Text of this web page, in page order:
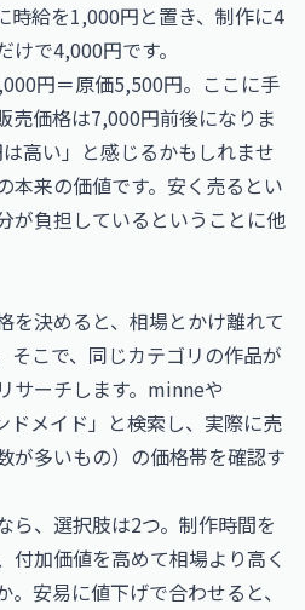
時給を1,000円と置き、制作に4
で4,000円です。
円＝原価5,500円。ここに手
売価格は7,000円前後になりま
高い」と感じるかもしれませ
本来の価値です。安く売るとい
が負担しているということに他
を決めると、相場とかけ離れて
そこで、同じカテゴリの作品が
サーチします。minneや
ドメイド」と検索し、実際に売
が多いもの）の価格帯を確認す
ら、選択肢は2つ。制作時間を
付加価値を高めて相場より高く
安易に値下げで合わせると、